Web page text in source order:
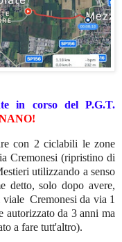
in corso del P.G.T.
con 2 ciclabili le zone
Cremonesi (ripristino di
utilizzando a senso
detto, solo dopo avere,
vialeCremonesi da via 1
autorizzato da 3 anni ma
a fare tutt'altro).